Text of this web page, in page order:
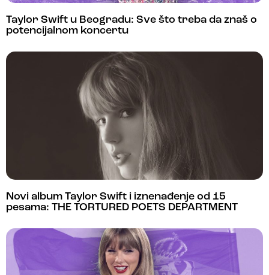
Taylor Swift u Beogradu: Sve što treba da znaš o
potencijalnom koncertu
Novi album Taylor Swift i iznenađenje od 15
pesama: THE TORTURED POETS DEPARTMENT